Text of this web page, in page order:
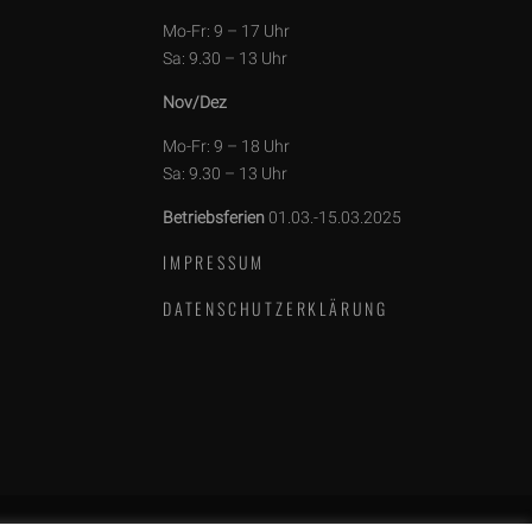
Mo-Fr: 9 – 17 Uhr
Sa: 9.30 – 13 Uhr
Nov/Dez
Mo-Fr: 9 – 18 Uhr
Sa: 9.30 – 13 Uhr
Betriebsferien 01.03.-15.03.2025
IMPRESSUM
DATENSCHUTZERKLÄRUNG